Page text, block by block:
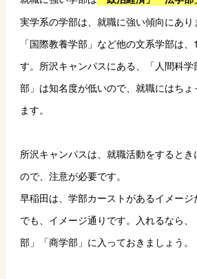
実学系の学部は、就職に強い傾向にあり
「国際教養学部」など他の文系学部は
す。所沢キャンパスにある、「人間科
部」は知名度が低いので、就職にはちょ
ます。
所沢キャンパスは、就職活動をすると
ので、注意が必要です。
早稲田は、学部カーストがあるイメー
でも、イメージ通りです。入れるなら
部」「商学部」に入っておきましょう。